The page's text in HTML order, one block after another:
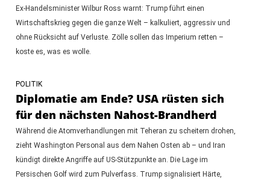
Ex-Handelsminister Wilbur Ross warnt: Trump führt einen
Wirtschaftskrieg gegen die ganze Welt – kalkuliert, aggressiv und
ohne Rücksicht auf Verluste. Zölle sollen das Imperium retten –
koste es, was es wolle.
POLITIK
Diplomatie am Ende? USA rüsten sich
für den nächsten Nahost-Brandherd
Während die Atomverhandlungen mit Teheran zu scheitern drohen,
zieht Washington Personal aus dem Nahen Osten ab – und Iran
kündigt direkte Angriffe auf US-Stützpunkte an. Die Lage im
Persischen Golf wird zum Pulverfass. Trump signalisiert Härte,